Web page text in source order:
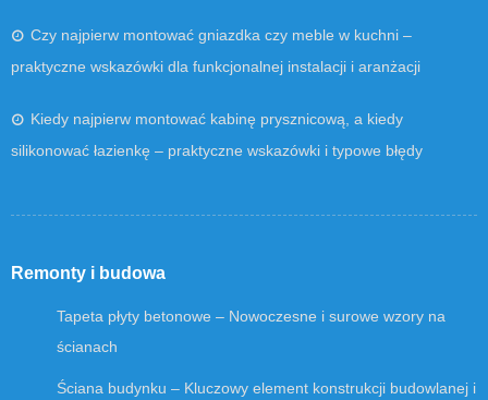
Czy najpierw montować gniazdka czy meble w kuchni –
praktyczne wskazówki dla funkcjonalnej instalacji i aranżacji
Kiedy najpierw montować kabinę prysznicową, a kiedy
silikonować łazienkę – praktyczne wskazówki i typowe błędy
Remonty i budowa
Tapeta płyty betonowe – Nowoczesne i surowe wzory na
ścianach
Ściana budynku – Kluczowy element konstrukcji budowlanej i